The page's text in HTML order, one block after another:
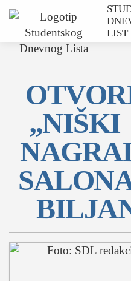
LIST
MOJ SDL
prijava
SEKCIJE
društvo
kultura
„NIŠKI